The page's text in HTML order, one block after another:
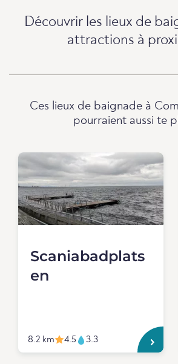
Découvrir les lieux de
attractions à
Ces lieux de baignade à
pourraient aussi te
Scaniabadplats
en
8.2 km 4.5 3.3